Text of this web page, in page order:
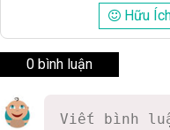
Hữu
0 bình luận